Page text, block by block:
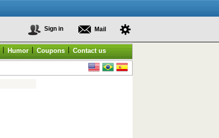
Sign in Mail
| Humor | Coupons | Contact us